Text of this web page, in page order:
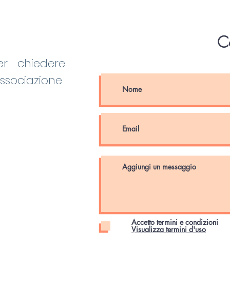
chiedere
Accetto termini e condizioni
Visualizza termini d'uso